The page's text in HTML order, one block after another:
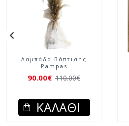
Λαμπάδα Βάπτισης
Pampas
90.00€ 110.00€
ΚΑΛΆΘΙ